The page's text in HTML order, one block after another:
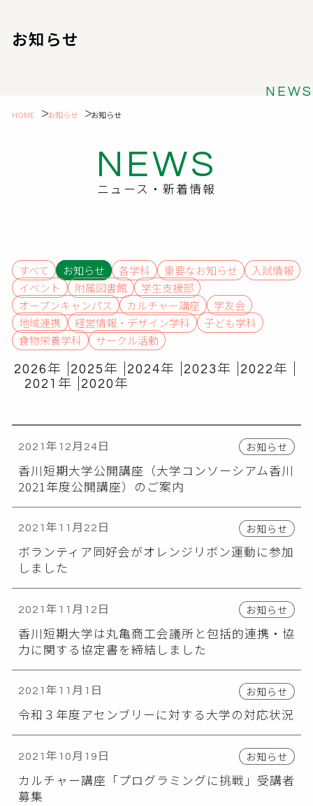
お知らせ
NEWS
HOME お知らせ お知らせ
NEWS
ニュース・新着情報
すべて お知らせ 各学科 重要なお知らせ
入試情報
イベント
附属図書館
学生支援部
オープンキャンパス
カルチャー講座
学友会
地域連携
経営情報・デザイン学科
子ども学科
食物栄養学科
サークル活動
2026年 2025年 2024年 2023年
2022年
2021年
2020年
2021年12月24日 お知らせ
香川短期大学公開講座（大学コンソーシアム香川
2021年度公開講座）のご案内
2021年11月22日 お知らせ
ボランティア同好会がオレンジリボン運動に参加
しました
2021年11月12日 お知らせ
香川短期大学は丸亀商工会議所と包括的連携・協
力に関する協定書を締結しました
2021年11月1日 お知らせ
令和３年度アセンブリーに対する大学の対応状況
2021年10月19日 お知らせ
カルチャー講座「プログラミングに挑戦」受講者
募集